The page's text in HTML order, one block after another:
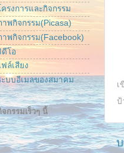
เ
ป้
ครงการและกิจกรรม
าพกิจกรรม(Picasa)
าพกิจกรรม(Facebook)
ดีโอ
ฟล์เสียง
ะบบอีเมลของสมาคม
จกรรมเร็วๆ นี้